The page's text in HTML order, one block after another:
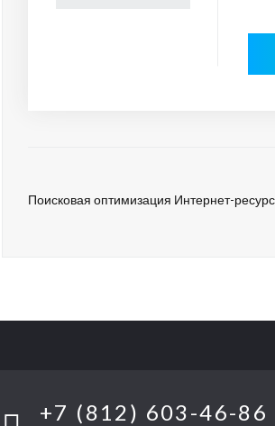
Поисковая оптимизация Интернет-
+7 (812) 603-46-86